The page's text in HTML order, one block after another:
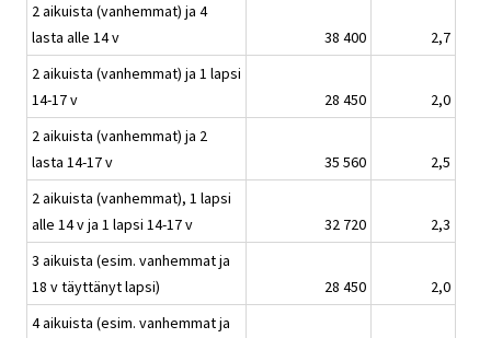
2 aikuista (vanhemmat) ja 4
lasta alle 14 v
38 400
2,7
2 aikuista (vanhemmat) ja 1 lapsi
14-17 v
28 450
2,0
2 aikuista (vanhemmat) ja 2
lasta 14-17 v
35 560
2,5
2 aikuista (vanhemmat), 1 lapsi
alle 14 v ja 1 lapsi 14-17 v
32 720
2,3
3 aikuista (esim. vanhemmat ja
18 v täyttänyt lapsi)
28 450
2,0
4 aikuista (esim. vanhemmat ja